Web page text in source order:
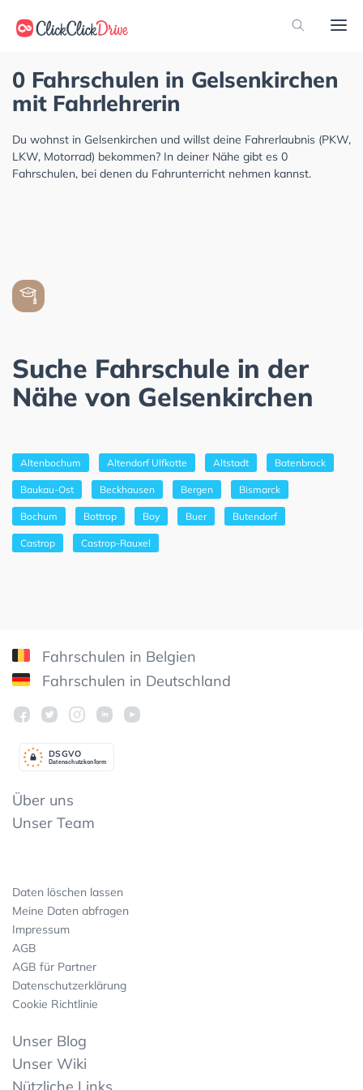
0 Fahrschulen in Gelsenkirchen
mit Fahrlehrerin
Du wohnst in Gelsenkirchen und willst deine Fahrerlaubnis (PKW,
LKW, Motorrad) bekommen? In deiner Nähe gibt es 0
Fahrschulen, bei denen du Fahrunterricht nehmen kannst.
Suche Fahrschule in der
Nähe von Gelsenkirchen
Altenbochum Altendorf Ulfkotte Altstadt Batenbrock
Baukau-Ost Beckhausen Bergen Bismarck
Bochum Bottrop Boy Buer Butendorf
Castrop Castrop-Rauxel
Fahrschulen in Belgien
Fahrschulen in Deutschland
Datenschutzkonform
DSGVO
Über uns
Unser Team
Daten löschen lassen
Meine Daten abfragen
Impressum
AGB
AGB für Partner
Datenschutzerklärung
Cookie Richtlinie
Unser Blog
Unser Wiki